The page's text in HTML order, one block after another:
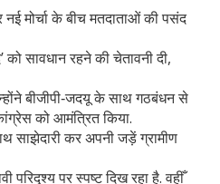
मोर्चा के बीच मतदाताओं की पसंद
सावधान रहने की चेतावनी दी,
बीजीपी‑जदयू के साथ गठबंधन से
को आमंत्रित किया.
साझेदारी कर अपनी जड़ें ग्रामीण
पर स्पष्ट दिख रहा है. वहीँ